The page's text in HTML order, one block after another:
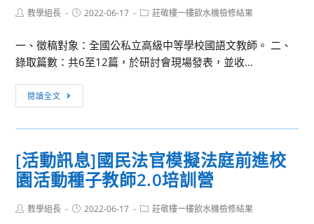
案
告
111
客
家
語
基
礎
暨
教
研
Post教學組長
Post2022-06-17
Post莊敬樓一樓飲水機檢修結果
一、徵稿對象：全國公私立高級中等學校國語文教師。 二、
錄取篇數：共6至12篇，於研討會現場發表，並收...
閱讀全文
動
訊
年
高
國
[活動訊息]國民法官模擬法庭前進校
園活動種子教師2.0培訓營
Post教學組長
Post2022-06-17
Post莊敬樓一樓飲水機檢修結果